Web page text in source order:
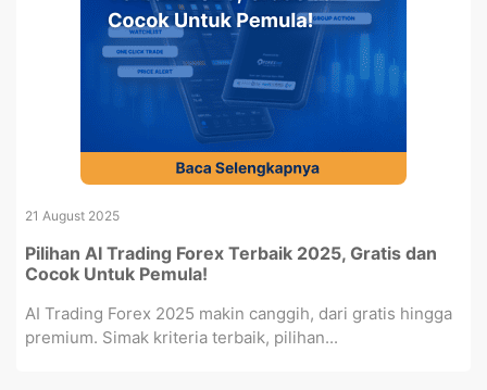
21 August 2025
Pilihan AI Trading Forex Terbaik 2025, Gratis dan
Cocok Untuk Pemula!
AI Trading Forex 2025 makin canggih, dari gratis hingga
premium. Simak kriteria terbaik, pilihan...